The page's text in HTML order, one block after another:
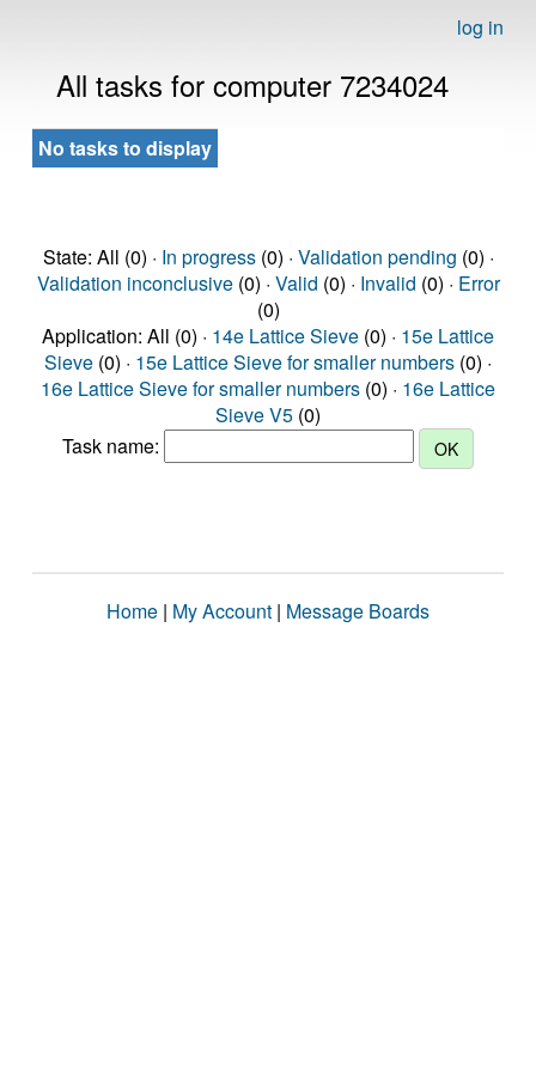
log in
All tasks for computer 7234024
No tasks to display
State: All (0) · In progress(0) · Validation pending (0) ·
Validation inconclusive(0) · Valid (0) · Invalid (0) · Error
(0)
Application: All (0) · 14e Lattice Sieve (0) · 15e Lattice
Sieve (0) · 15e Lattice Sieve for smaller numbers (0) ·
16e Lattice Sieve for smaller numbers (0) · 16e Lattice
Sieve V5 (0)
Task name:
Home | My Account | Message Boards